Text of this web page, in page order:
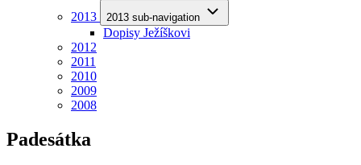
2013
2013 sub-navigation
Dopisy Ježíškovi
2012
2011
2010
2009
2008
Padesátka